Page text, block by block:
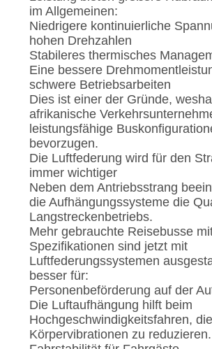
im Allgemeinen:
Niedrigere kontinuierliche
hohen Drehzahlen
Stabileres thermisches
Eine bessere
schwere Betriebsarbeiten
Dies ist einer der Gründe,
afrikanische
leistungsfähige
bevorzugen.
Die Luftfederung wird für den
immer wichtiger
Neben dem Antriebsstrang
die Aufhängungssysteme die
Langstreckenbetriebs.
Mehr gebrauchte Reisebusse
Spezifikationen sind jetzt mit
Luftfederungssystemen
besser für:
Personenbeförderung auf der
Die Luftaufhängung hilft beim
Hochgeschwindigkeitsfahren, die
Körpervibrationen zu reduzieren.